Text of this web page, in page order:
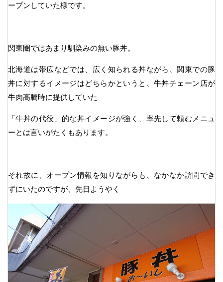
ープンしていた様です。
関東圏ではあまり馴染みの無い豚丼。
北海道は帯広などでは、広く知られる丼ながら、関東での豚
丼に対するイメージはどちらかというと、牛丼チェーン店が
牛肉高騰時に提供していた
「牛丼の代役」的な丼イメージが強く、率先して頼むメニュ
ーとは言いがたくもあります。
それ故に、オープン情報を知りながらも、なかなか訪問でき
ずにいたのですが、先日ようやく